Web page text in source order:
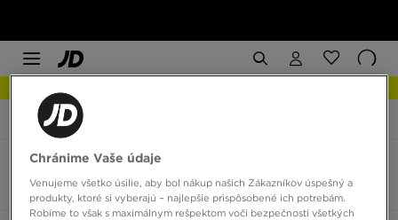
JD Sports Fila Valado
Pánske Fila Valado farba čierna
3 produkty
Chránime Vaše údaje
Venujeme všetko úsilie, aby bol nákup našich Zákazníkov úspešný a
produkty, ktoré si vyberajú – najlepšie prispôsobené ich potrebám.
Robíme to však s maximálnym rešpektom voči bezpečnosti všetkých